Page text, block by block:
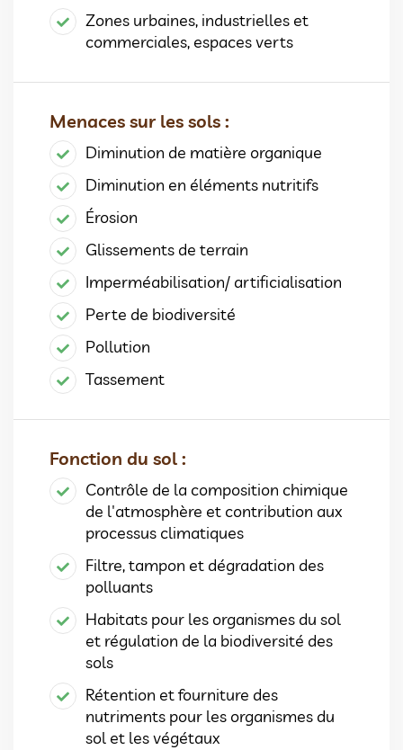
Zones urbaines, industrielles et
commerciales, espaces verts
Menaces sur les sols :
Diminution de matière organique
Diminution en éléments nutritifs
Érosion
Glissements de terrain
Imperméabilisation/ artificialisation
Perte de biodiversité
Pollution
Tassement
Fonction du sol :
Contrôle de la composition chimique
de l'atmosphère et contribution aux
processus climatiques
Filtre, tampon et dégradation des
polluants
Habitats pour les organismes du sol
et régulation de la biodiversité des
sols
Rétention et fourniture des
nutriments pour les organismes du
sol et les végétaux